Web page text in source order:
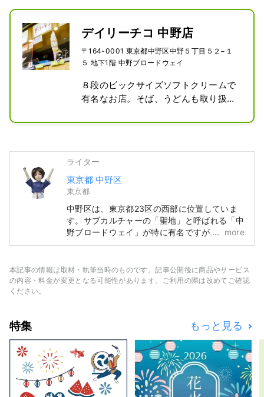
デイリーチコ 中野店
〒164-0001 東京都中野区中野５丁目５２−１
５ 地下1階 中野ブロードウェイ
８段のビックサイズソフトクリームで
有名なお店。そば、うどんも取り扱い
ている。
ライター
東京都 中野区
東京都
中野区は、東京都23区の西部に位置していま
す。サブカルチャーの「聖地」と呼ばれる「中
野ブロードウェイ」が特に有名ですが、それ以
外にも歴史ある神社・仏閣やグルメなど、多く
「100年に1度」とも言われる再開発が進み、
まちの移り変わりが進む一方、昔ながらの人情
いうまちの特徴にもつながっています。
more
本記事の情報は取材・執筆当時のものです。記事公開後に商品やサービス
の内容・料金が変更となる可能性があります。ご利用の際は改めてご確認
ください。
特集 もっと見る